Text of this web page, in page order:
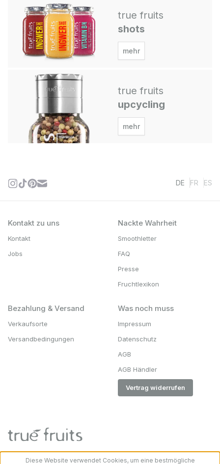
true fruits
shots
mehr
true fruits
upcycling
mehr
DE FR ES
Kontakt zu uns
Kontakt
Jobs
Nackte Wahrheit
Smoothletter
FAQ
Presse
Fruchtlexikon
Bezahlung & Versand
Verkaufsorte
Versandbedingungen
Was noch muss
Impressum
Datenschutz
AGB
AGB Händler
Vertrag widerrufen
Diese Website verwendet Cookies, um eine bestmögliche